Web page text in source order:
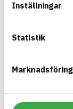
Inställningar
Statistik
Marknadsföring
Multikanal
Multikanaler ett
samt nedgrävda
10990000
BK04-KOD